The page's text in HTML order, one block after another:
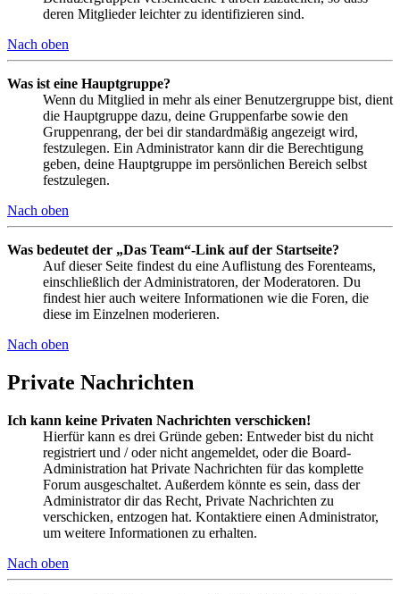
deren Mitglieder leichter zu identifizieren sind.
Nach oben
Was ist eine Hauptgruppe?
Wenn du Mitglied in mehr als einer Benutzergruppe bist, dient
die Hauptgruppe dazu, deine Gruppenfarbe sowie den
Gruppenrang, der bei dir standardmäßig angezeigt wird,
festzulegen. Ein Administrator kann dir die Berechtigung
geben, deine Hauptgruppe im persönlichen Bereich selbst
festzulegen.
Nach oben
Was bedeutet der „Das Team“-Link auf der Startseite?
Auf dieser Seite findest du eine Auflistung des Forenteams,
einschließlich der Administratoren, der Moderatoren. Du
findest hier auch weitere Informationen wie die Foren, die
diese im Einzelnen moderieren.
Nach oben
Private Nachrichten
Ich kann keine Privaten Nachrichten verschicken!
Hierfür kann es drei Gründe geben: Entweder bist du nicht
registriert und / oder nicht angemeldet, oder die Board-
Administration hat Private Nachrichten für das komplette
Forum ausgeschaltet. Außerdem könnte es sein, dass der
Administrator dir das Recht, Private Nachrichten zu
verschicken, entzogen hat. Kontaktiere einen Administrator,
um weitere Informationen zu erhalten.
Nach oben